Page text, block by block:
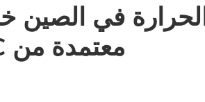
في الصين
معتمدة من GSTC